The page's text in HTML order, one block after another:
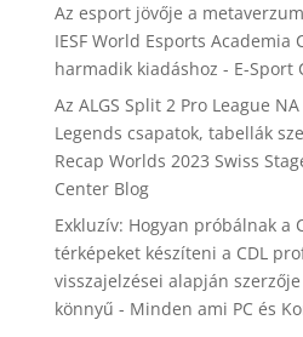
Az esport jövője a
IESF World Esports
harmadik kiadáshoz - E-Sport
Az ALGS Split 2 Pro League
Legends csapatok, tabellák
Recap Worlds 2023 Swiss
Center Blog
Exkluzív: Hogyan próbálnak a
térképeket készíteni a CDL
visszajelzései alapján szerzője
könnyű - Minden ami PC és